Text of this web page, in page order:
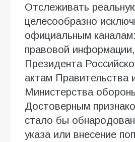
Отслеживать
целесообразно
официальным
правовой
Президента
актам Правительства
Министерства
Достоверным
стало бы
указа или внесение